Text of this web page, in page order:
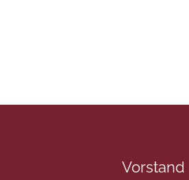
Vorstand